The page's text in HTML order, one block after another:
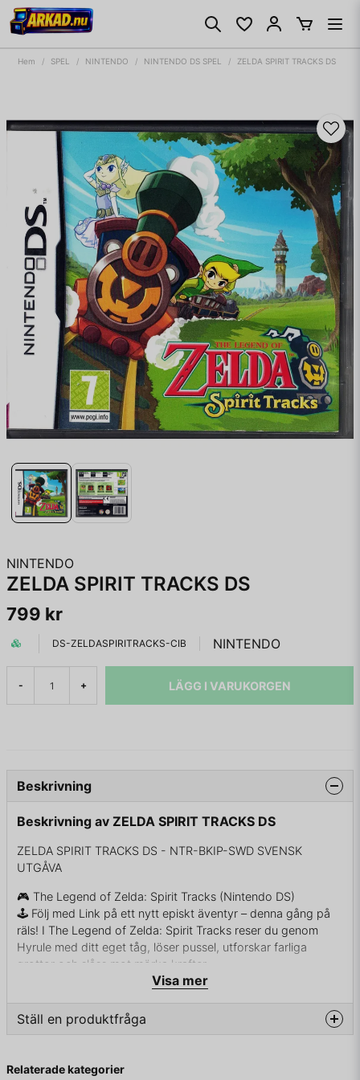
Hem SPEL NINTENDO NINTENDO DS SPEL ZELDA SPIRIT TRACKS DS
NINTENDO
ZELDA SPIRIT TRACKS DS
799 kr
DS-ZELDASPIRITRACKS-CIB NINTENDO
- + LÄGG I VARUKORGEN
Beskrivning
Beskrivning av ZELDA SPIRIT TRACKS DS
ZELDA SPIRIT TRACKS DS - NTR-BKIP-SWD SVENSK
UTGÅVA
🎮 The Legend of Zelda: Spirit Tracks (Nintendo DS)
🕹️ Följ med Link på ett nytt episkt äventyr – denna gång på
räls! I The Legend of Zelda: Spirit Tracks reser du genom
Hyrule med ditt eget tåg, löser pussel, utforskar farliga
grottor och slåss mot mörka krafter.
🔥 Med klassisk Zelda-känsla, innovativ touchkontroll och
fans av serien.
Plattform: Nintendo DS
🧠 Genre: Action / Äventyr
Visa mer
Ställ en produktfråga
Fråga oss något om denna produkten...
Relaterade kategorier